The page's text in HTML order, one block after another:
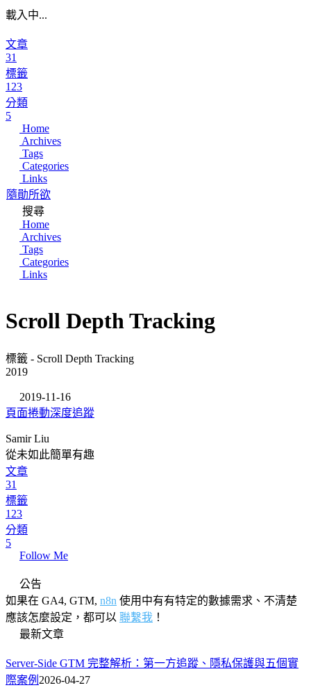
載入中...
文章
31
標籤
123
分類
5
Home
Archives
Tags
Categories
Links
隨勛所欲
搜尋
Home
Archives
Tags
Categories
Links
Scroll Depth Tracking
標籤 - Scroll Depth Tracking
2019
2019-11-16
頁面捲動深度追蹤
Samir Liu
從未如此簡單有趣
文章
31
標籤
123
分類
5
Follow Me
公告
如果在 GA4, GTM, n8n 使用中有有特定的數據需求、不清楚
應該怎麼設定，都可以 聯繫我 ！
最新文章
Server-Side GTM 完整解析：第一方追蹤、隱私保護與五個實
際案例 2026-04-27